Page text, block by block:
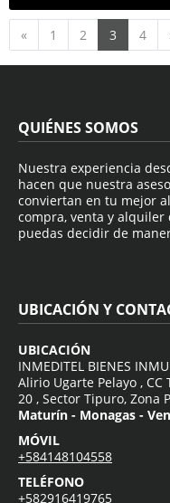
« Anterior
1 2 3 4
QUIÉNES SOMOS
Nuestra experiencia
hacen que nuestra
conviertan en tu mejor
compra, venta y
puedas decidir de
UBICACIÓN Y
UBICACIÓN
INMEDITEL BIENES
Alirio Ugarte Pelayo , CC
20 , Sector Tipuro, Zona
Maturín - Monagas -
MÓVIL
+584148104558
TELÉFONO
+582916419765